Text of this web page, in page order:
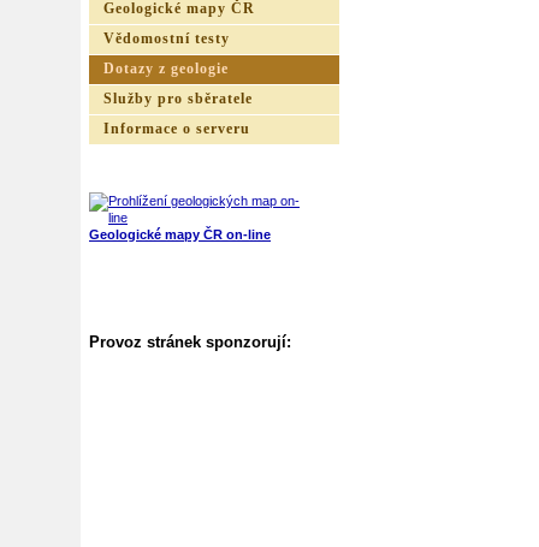
Geologické mapy ČR
Vědomostní testy
Dotazy z geologie
Služby pro sběratele
Informace o serveru
Geologické mapy ČR on-line
Provoz stránek sponzorují: